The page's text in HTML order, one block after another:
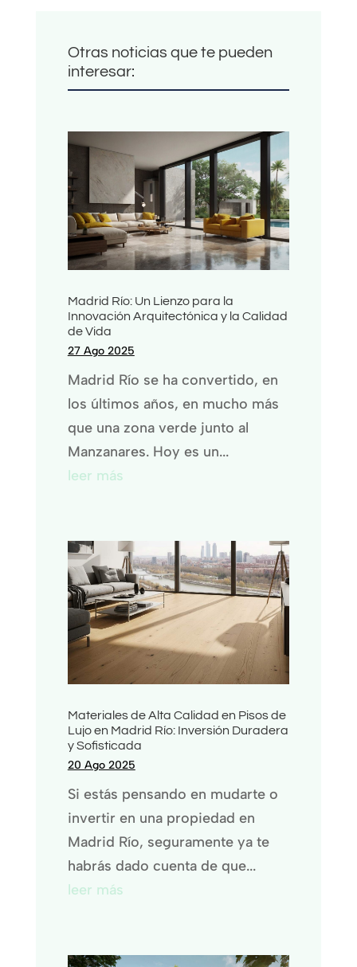
Otras noticias que te pueden
interesar:
Madrid Río: Un Lienzo para la
Innovación Arquitectónica y la Calidad
de Vida
27 Ago 2025
Madrid Río se ha convertido, en
los últimos años, en mucho más
que una zona verde junto al
Manzanares. Hoy es un...
leer más
Materiales de Alta Calidad en Pisos de
Lujo en Madrid Río: Inversión Duradera
y Sofisticada
20 Ago 2025
Si estás pensando en mudarte o
invertir en una propiedad en
Madrid Río, seguramente ya te
habrás dado cuenta de que...
leer más